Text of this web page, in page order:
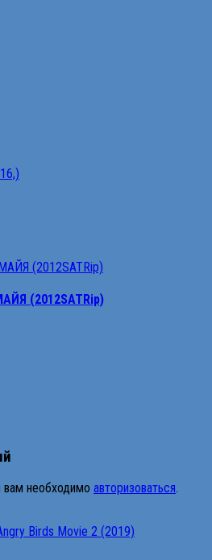
(2012SATRip)
вам необходимо авторизоваться.
Birds Movie 2 (2019)